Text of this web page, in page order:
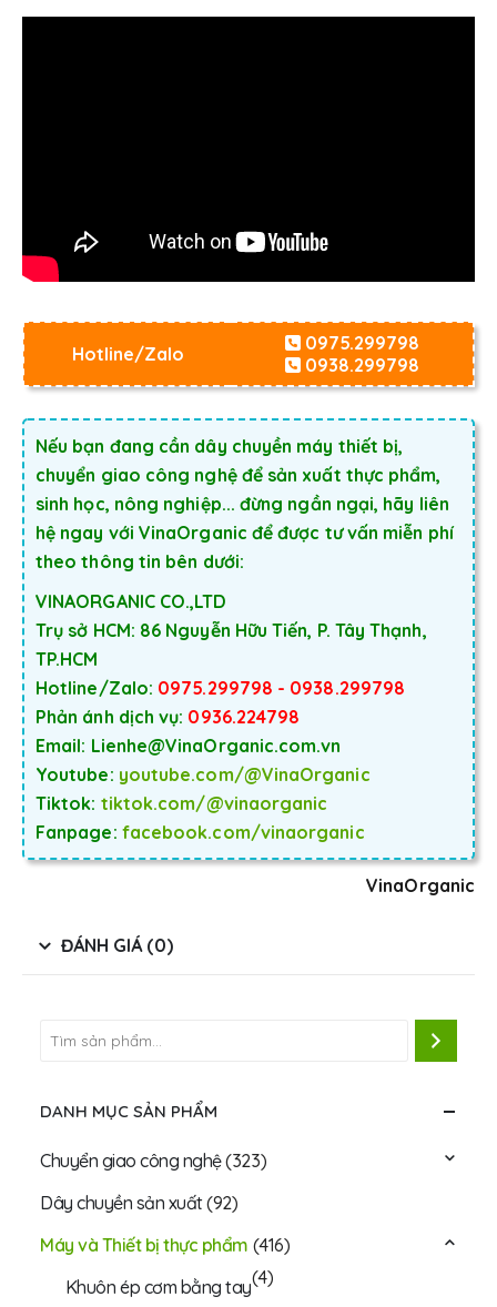
Hotline/Zalo
0975.299798
0938.299798
Nếu bạn đang cần dây chuyền máy thiết bị,
chuyển giao công nghệ để sản xuất thực phẩm,
sinh học, nông nghiệp... đừng ngần ngại, hãy liên
hệ ngay với VinaOrganic để được tư vấn miễn phí
theo thông tin bên dưới:
VINAORGANIC CO.,LTD
Trụ sở HCM: 86 Nguyễn Hữu Tiến, P. Tây Thạnh,
TP.HCM
Hotline/Zalo: 0975.299798 - 0938.299798
Phản ánh dịch vụ: 0936.224798
Email: Lienhe@VinaOrganic.com.vn
Youtube: youtube.com/@VinaOrganic
Tiktok: tiktok.com/@vinaorganic
Fanpage: facebook.com/vinaorganic
VinaOrganic
ĐÁNH GIÁ (0)
DANH MỤC SẢN PHẨM
Chuyển giao công nghệ(323)
Dây chuyền sản xuất(92)
Máy và Thiết bị thực phẩm (416)
Khuôn ép cơm bằng tay(4)